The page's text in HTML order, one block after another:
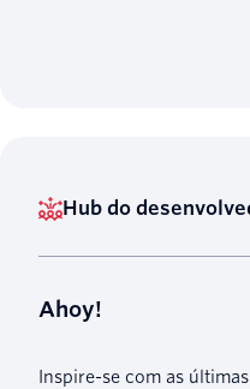
Hub do
Ahoy!
Inspire-se com as